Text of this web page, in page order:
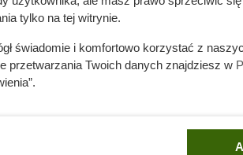
tylko na tej witrynie.
świadomie i komfortowo korzystać z
przetwarzania Twoich danych znajdziesz w